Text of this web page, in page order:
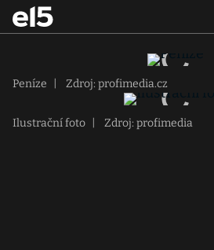
Peníze Zdroj: profimedia.cz
Ilustrační foto Zdroj: profimedia